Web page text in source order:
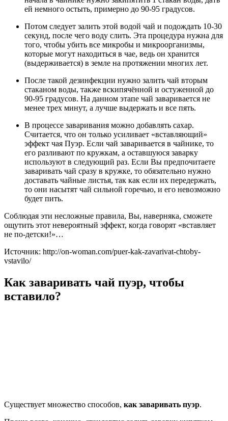
ей немного остыть, примерно до 90-95 градусов.
Потом следует залить этой водой чай и подождать 10-30
секунд, после чего воду слить. Эта процедура нужна для
того, чтобы убить все микробы и микроорганизмы,
которые могут находиться в чае, ведь он хранится
(выдерживается) в земле на протяжении многих лет.
После такой дезинфекции нужно залить чай вторым
стаканом воды, также вскипячённой и остуженной до
90-95 градусов. На данном этапе чай заваривается не
менее трех минут, а лучше выдержать и все пять.
В процессе заваривания можно добавлять сахар.
Считается, что он только усиливает «вставляющий»
эффект чая Пуэр. Если чай заваривается в чайнике, то
его разливают по кружкам, а оставшуюся заварку
используют в следующий раз. Если Вы предпочитаете
заваривать чай сразу в кружке, то обязательно нужно
доставать чайные листья, так как если их передержать,
то они насытят чай сильной горечью, и его невозможно
будет пить.
Соблюдая эти несложные правила, Вы, наверняка, сможете
ощутить этот невероятный эффект, когда говорят «вставляет
не по-детски!»…
Источник: http://on-woman.com/puer-kak-zavarivat-chtoby-
vstavilo/
Как заваривать чай пуэр, чтобы
вставило?
Существует множество способов, как заваривать пуэр.